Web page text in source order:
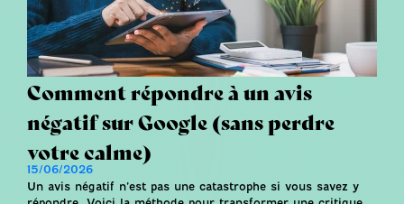
Comment répondre à un avis
négatif sur Google (sans perdre
votre calme)
15/06/2026
Un avis négatif n’est pas une catastrophe si vous savez y